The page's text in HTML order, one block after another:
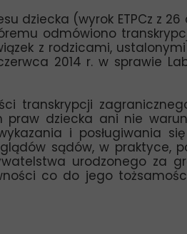
dziecka (wyrok ETPCz z 26
odmówiono
z rodzicami,
2014 r. w sprawie
transkrypcji
praw dziecka ani nie
i posługiwania
sądów, w praktyce,
urodzonego za
co do jego